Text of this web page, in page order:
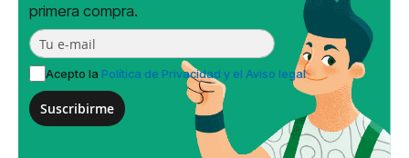
primera compra.
Acepto la Política de Privacidad y el Aviso legal
Suscribirme